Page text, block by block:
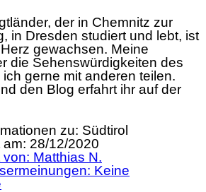
der in Chemnitz zur
in Dresden studiert und lebt, ist
gewachsen. Meine
die Sehenswürdigkeiten des
gerne mit anderen teilen.
den Blog erfahrt ihr auf der
zu: Südtirol
am: 28/12/2020
von: Matthias N.
Keine